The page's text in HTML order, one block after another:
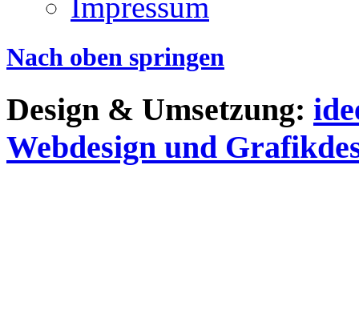
Impressum
Nach oben springen
Design & Umsetzung:
Webdesign und